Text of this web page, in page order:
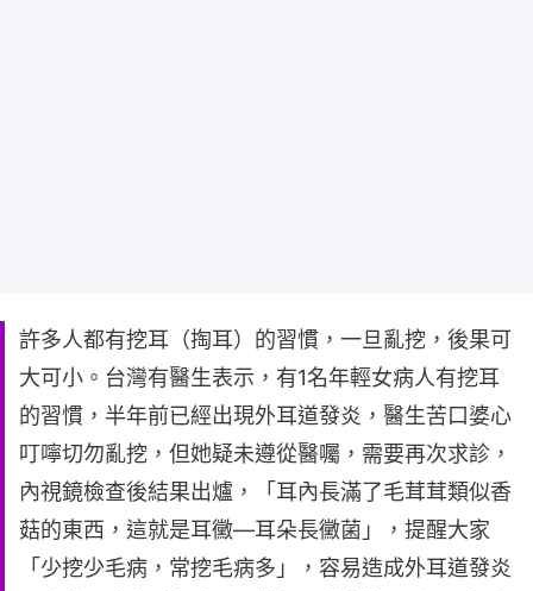
許多人都有挖耳（掏耳）的習慣，一旦亂挖，後果可
大可小。台灣有醫生表示，有1名年輕女病人有挖耳
的習慣，半年前已經出現外耳道發炎，醫生苦口婆心
叮嚀切勿亂挖，但她疑未遵從醫囑，需要再次求診，
內視鏡檢查後結果出爐，「耳內長滿了毛茸茸類似香
菇的東西，這就是耳黴—耳朵長黴菌」，提醒大家
「少挖少毛病，常挖毛病多」，容易造成外耳道發炎